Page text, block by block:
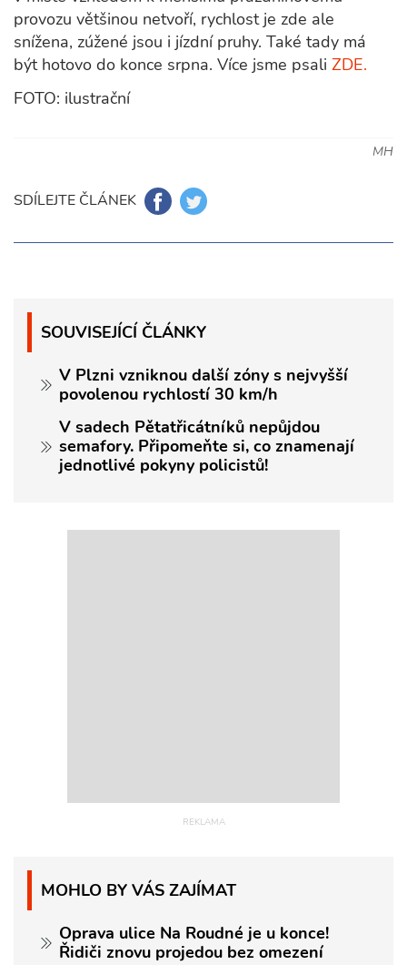
provozu většinou netvoří, rychlost je zde ale
snížena, zúžené jsou i jízdní pruhy. Také tady má
být hotovo do konce srpna. Více jsme psali ZDE.
FOTO: ilustrační
MH
SDÍLEJTE ČLÁNEK
SOUVISEJÍCÍ ČLÁNKY
V Plzni vzniknou další zóny s nejvyšší
povolenou rychlostí 30 km/h
V sadech Pětatřicátníků nepůjdou
semafory. Připomeňte si, co znamenají
jednotlivé pokyny policistů!
MOHLO BY VÁS ZAJÍMAT
Oprava ulice Na Roudné je u konce!
Řidiči znovu projedou bez omezení